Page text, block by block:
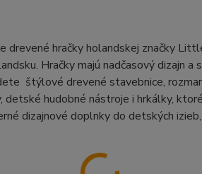
drevené hračky holandskej značky
Hračky majú nadčasový dizajn
štýlové drevené stavebnice,
detské hudobné nástroje i hrkálky,
dizajnové doplnky do detských